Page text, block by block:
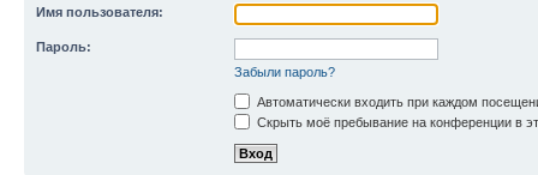
Имя пользователя:
Пароль:
Забыли пароль?
Автоматически входить при каждом
Скрыть моё пребывание на конференции в